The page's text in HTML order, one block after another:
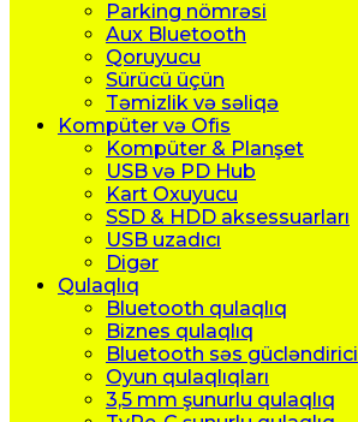
Parking nömrəsi
Aux Bluetooth
Qoruyucu
Sürücü üçün
Təmizlik və səliqə
Kompüter və Ofis
Kompüter & Planşet
USB və PD Hub
Kart Oxuyucu
SSD & HDD aksessuarları
USB uzadıcı
Digər
Qulaqlıq
Bluetooth qulaqlıq
Biznes qulaqlıq
Bluetooth səs gücləndirici
Oyun qulaqlıqları
3,5 mm şunurlu qulaqlıq